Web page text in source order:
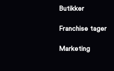
Butikker
Franchise tager
Marketing